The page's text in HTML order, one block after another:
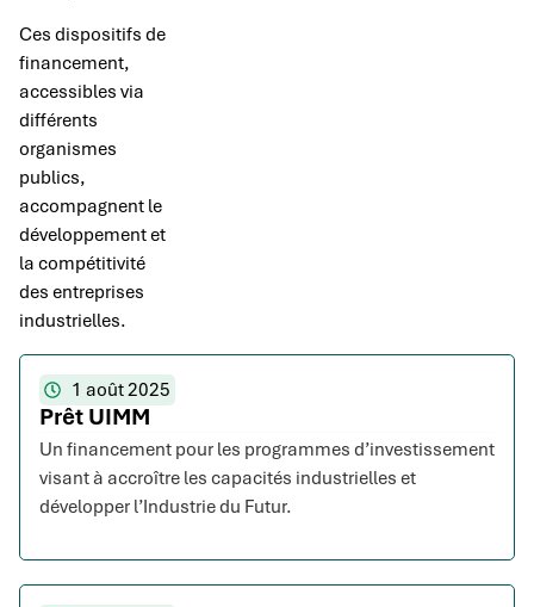
Ces dispositifs de
financement,
accessibles via
différents
organismes
publics,
accompagnent le
développement et
la compétitivité
des entreprises
industrielles.
1 août 2025
Prêt UIMM
Un financement pour les programmes d’investissement
visant à accroître les capacités industrielles et
développer l’Industrie du Futur.